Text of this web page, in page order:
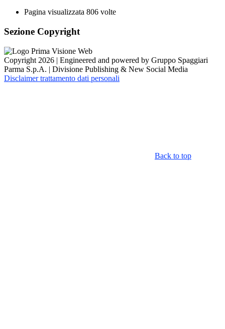
Pagina visualizzata 806 volte
Sezione Copyright
Copyright 2026 | Engineered and powered by Gruppo Spaggiari
Parma S.p.A. | Divisione Publishing & New Social Media
Disclaimer trattamento dati personali
Back to top